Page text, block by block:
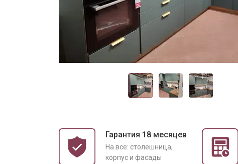
Гарантия 18 месяцев
На все: столешница,
корпус и фасады